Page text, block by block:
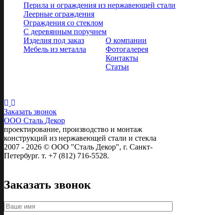
Перила и ограждения из нержавеющей стали
Леерные ограждения
Ограждения со стеклом
С деревянным поручнем
Изделия под заказ
Мебель из металла
О компании
Фотогалерея
Контакты
Статьи
Заказать звонок
ООО Сталь Декор
проектирование, производство и монтаж
конструкций из нержавеющей стали и стекла
2007 - 2026 © ООО "Сталь Декор", г. Санкт-
Петербург. т. +7 (812) 716-5528.
Заказать звонок